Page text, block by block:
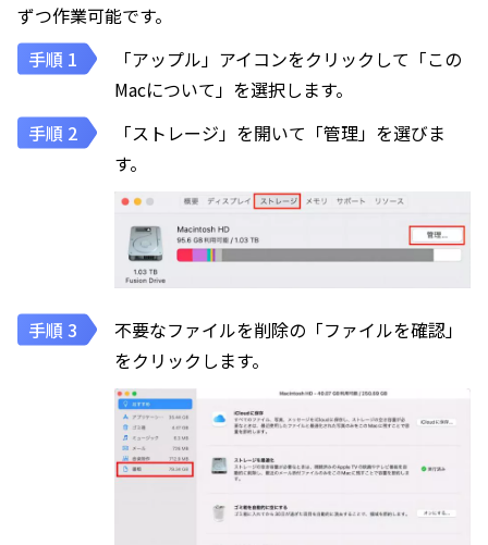
ずつ作業可能です。
「アップル」アイコンをクリックして「この
Macについて」を選択します。
「ストレージ」を開いて「管理」を選びま
す。
不要なファイルを削除の「ファイルを確認」
をクリックします。